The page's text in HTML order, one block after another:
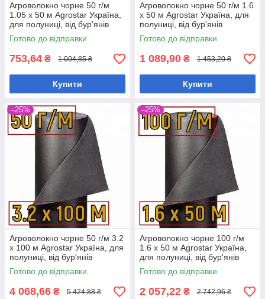
Агроволокно чорне 50 г/м
1.05 х 50 м Agrostar Україна,
для полуниці, від бур'янів
Готово до відправки
753,64 ₴ 1 004,85 ₴
Купити
Агроволокно чорне 50 г/м 1.6
х 50 м Agrostar Україна, для
полуниці, від бур'янів
Готово до відправки
1 089,90 ₴ 1 453,20 ₴
Купити
–25%
Агроволокно чорне 50 г/м 3.2
х 100 м Agrostar Україна, для
полуниці, від бур'янів
Готово до відправки
4 068,66 ₴ 5 424,88 ₴
–25%
Агроволокно чорне 100 г/м
1.6 х 50 м Agrostar Україна,
для полуниці, від бур'янів
Готово до відправки
2 057,22 ₴ 2 742,96 ₴